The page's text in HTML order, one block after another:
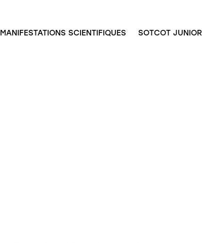
MANIFESTATIONS SCIENTIFIQUES SOTCOT JUNIOR